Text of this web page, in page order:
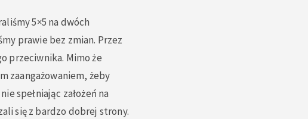
5×5 na dwóch
prawie bez zmian. Przez
przeciwnika. Mimo że
zaangażowaniem, żeby
spełniając założeń na
się z bardzo dobrej strony.